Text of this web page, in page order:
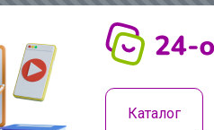
Каталог